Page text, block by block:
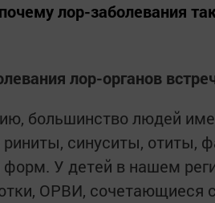
лор-заболевания
лор-органов
большинство людей
риниты, синуситы, отиты,
форм. У детей в нашем
ОРВИ, сочетающиеся